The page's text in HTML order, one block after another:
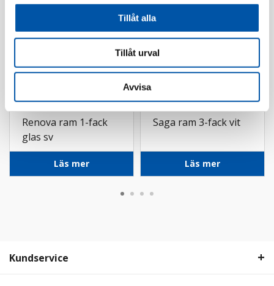
Tillåt alla
Tillåt urval
Avvisa
Renova ram 1-fack
glas sv
Läs mer
Saga ram 3-fack vit
Läs mer
Kundservice